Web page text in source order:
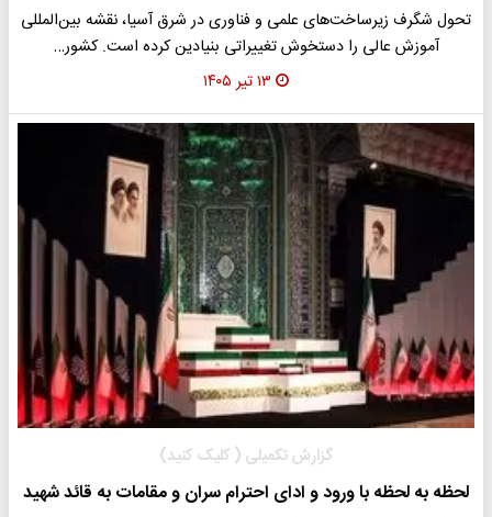
تحول شگرف زیرساخت‌های علمی و فناوری در شرق آسیا، نقشه بین‌المللی
آموزش عالی را دستخوش تغییراتی بنیادین کرده است. کشور…
۱۳ تیر ۱۴۰۵
گزارش تکمیلی ( کلیک کنید)
لحظه به لحظه با ورود و ادای احترام سران و مقامات به قائد شهید